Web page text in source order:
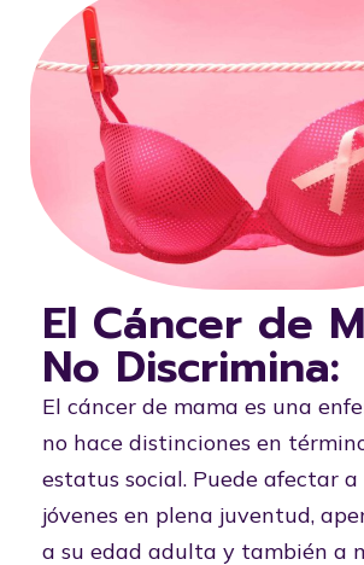
El Cáncer de
No Discrimina:
El cáncer de mama es una
no hace distinciones en
estatus social. Puede afectar a
jóvenes en plena juventud,
a su edad adulta y también a